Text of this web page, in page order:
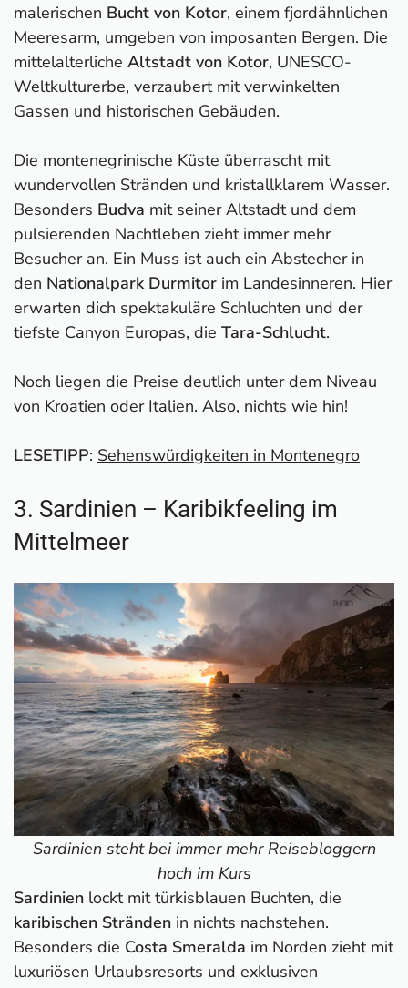
malerischen Bucht von Kotor, einem fjordähnlichen
Meeresarm, umgeben von imposanten Bergen. Die
mittelalterliche Altstadt von Kotor, UNESCO-
Weltkulturerbe, verzaubert mit verwinkelten
Gassen und historischen Gebäuden.
Die montenegrinische Küste überrascht mit
wundervollen Stränden und kristallklarem Wasser.
Besonders Budva mit seiner Altstadt und dem
pulsierenden Nachtleben zieht immer mehr
Besucher an. Ein Muss ist auch ein Abstecher in
den Nationalpark Durmitor im Landesinneren. Hier
erwarten dich spektakuläre Schluchten und der
tiefste Canyon Europas, die Tara-Schlucht.
Noch liegen die Preise deutlich unter dem Niveau
von Kroatien oder Italien. Also, nichts wie hin!
LESETIPP: Sehenswürdigkeiten in Montenegro
3. Sardinien – Karibikfeeling im
Mittelmeer
Sardinien steht bei immer mehr Reisebloggern
hoch im Kurs
Sardinien lockt mit türkisblauen Buchten, die
karibischen Stränden in nichts nachstehen.
Besonders die Costa Smeralda im Norden zieht mit
luxuriösen Urlaubsresorts und exklusiven